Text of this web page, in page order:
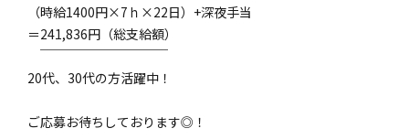
（時給1400円×7ｈ×22日）+深夜手当
＝241,836円（総支給額）
￣￣￣￣￣￣￣￣￣￣
20代、30代の方活躍中！
ご応募お待ちしております◎！